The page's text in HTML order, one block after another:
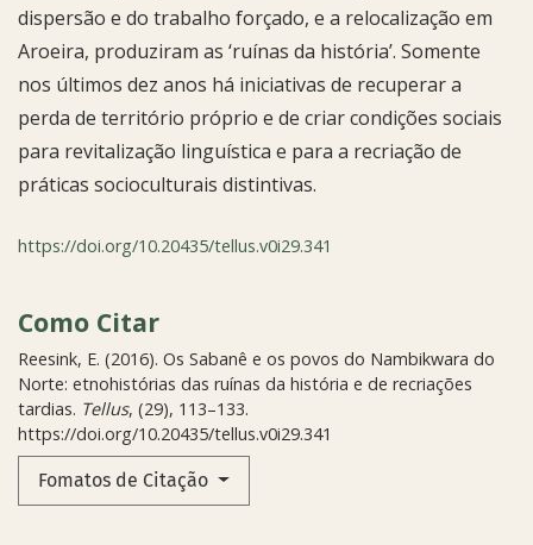
Como Citar
Reesink, E. (2016). Os Sabanê e os povos do Nambikwara do
Norte: etnohistórias das ruínas da história e de recriações
tardias. Tellus, (29), 113–133.
https://doi.org/10.20435/tellus.v0i29.341
Fomatos de Citação
dispersão e do trabalho forçado, e a relocalização em
Aroeira, produziram as ‘ruínas da história’. Somente
nos últimos dez anos há iniciativas de recuperar a
perda de território próprio e de criar condições sociais
para revitalização linguística e para a recriação de
práticas socioculturais distintivas.
https://doi.org/10.20435/tellus.v0i29.341